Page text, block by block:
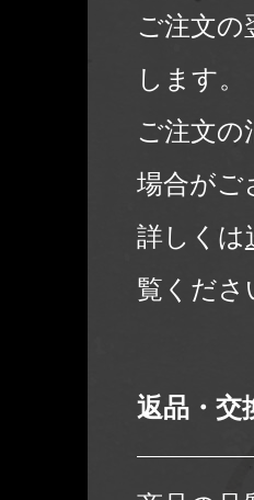
ご注文の
します。
ご注文の
場合がご
詳しくは
覧くださ
返品・交